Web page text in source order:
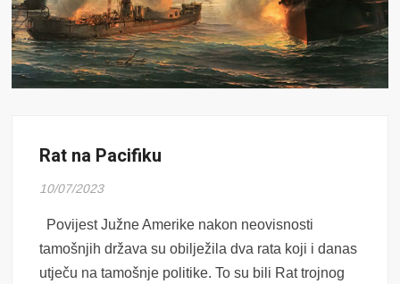
Rat na Pacifiku
10/07/2023
Povijest Južne Amerike nakon neovisnosti
tamošnjih država su obilježila dva rata koji i danas
utječu na tamošnje politike. To su bili Rat trojnog